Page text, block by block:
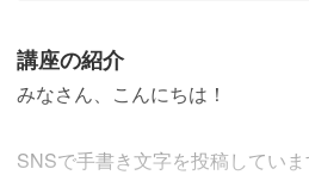
講座の紹介
みなさん、こんにちは！
SNSで手書き文字を投稿していま